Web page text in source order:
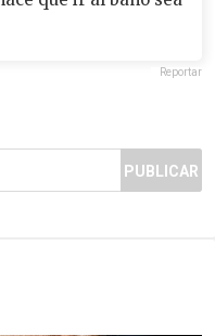
Reportar
PUBLICAR